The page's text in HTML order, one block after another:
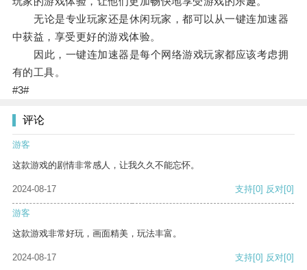
无论是专业玩家还是休闲玩家，都可以从一键连加速器
中获益，享受更好的游戏体验。
因此，一键连加速器是每个网络游戏玩家都应该考虑拥
有的工具。
#3#
评论
游客
这款游戏的剧情非常感人，让我久久不能忘怀。
2024-08-17 支持[0] 反对[0]
游客
这款游戏非常好玩，画面精美，玩法丰富。
2024-08-17 支持[0] 反对[0]